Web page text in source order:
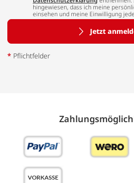
hingewiesen, dass ich meine
einsehen und meine Einwilligung
Jetzt
* Pflichtfelder